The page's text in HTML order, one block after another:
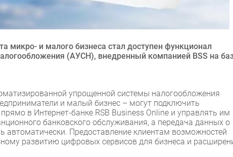
микро- и малого бизнеса стал доступен функционал
(АУСН), внедренный компанией BSS на
упрощенной системы налогообложения
и малый бизнес – могут подключить
в Интернет-банке RSB Business Online и управлять им
банковского обслуживания, а передача данных о
автоматически. Предоставление клиентам возможностей
развитию цифровых сервисов для бизнеса и